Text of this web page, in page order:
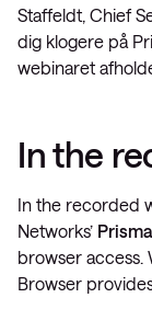
Staffeldt, Chief
dig klogere på
webinaret
In the
In the recorded
Networks’
browser access.
Browser